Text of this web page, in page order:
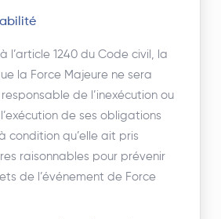
l’article 1240 du Code civil, la
la Force Majeure ne sera
de l’inexécution ou
de ses obligations
condition qu’elle ait pris
raisonnables pour prévenir
de l’événement de Force